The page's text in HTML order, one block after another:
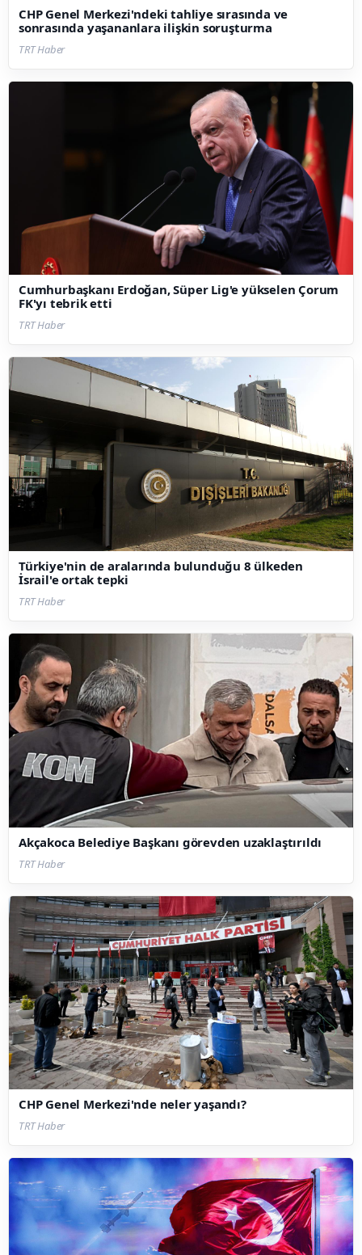
CHP Genel Merkezi'ndeki tahliye sırasında ve
sonrasında yaşananlara ilişkin soruşturma
TRT Haber
Cumhurbaşkanı Erdoğan, Süper Lig'e yükselen Çorum
FK'yı tebrik etti
TRT Haber
Türkiye'nin de aralarında bulunduğu 8 ülkeden
İsrail'e ortak tepki
TRT Haber
Akçakoca Belediye Başkanı görevden uzaklaştırıldı
TRT Haber
CHP Genel Merkezi'nde neler yaşandı?
TRT Haber